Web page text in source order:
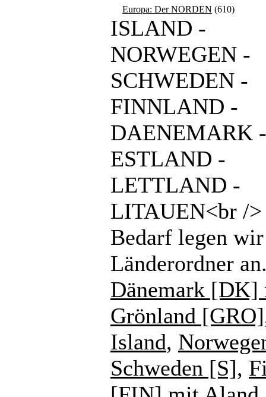
Europa: Der NORDEN (610)
ISLAND -
NORWEGEN -
SCHWEDEN -
FINNLAND -
DAENEMARK -
ESTLAND -
LETTLAND -
LITAUEN<br /
Bedarf legen wir
Länderordner
Dänemark [DK]
Grönland [GRO]
Island,
Schweden [S],